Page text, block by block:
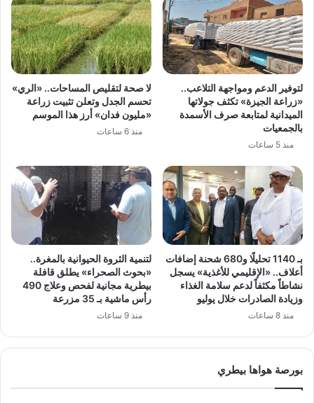
لتوفير الدعم ومواجهة التلاعب..
«زراعة الجيزة» تكثف جولاتها
الميدانية لمتابعة صرف الأسمدة
بالجمعيات
منذ 5 ساعات
لا صحة لتقليص المساحات.. «الري»
تحسم الجدل وتعلن تثبيت زراعة
«مليون فدان» أرز هذا الموسم
منذ 6 ساعات
بـ 1140 تحليلًا و680 شحنة إضافات
أعلاف.. «الإقليمي للأغذية» يسجل
نشاطاً مكثفاً لدعم سلامة الغذاء
وزيادة الصادرات خلال يوليو
منذ 8 ساعات
لتنمية الثروة الحيوانية بالمغرة..
«بحوث الصحراء» يطلق قافلة
بيطرية مجانية لفحص وعلاج 490
رأس ماشية بـ 35 مزرعة
منذ 9 ساعات
بورصة هواها بيطري